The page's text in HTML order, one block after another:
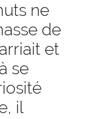
ne
de
et
se
il